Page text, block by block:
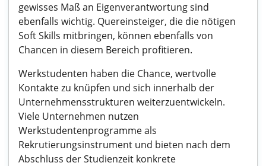
gewisses Maß an Eigenverantwortung sind
ebenfalls wichtig. Quereinsteiger, die die nötigen
Soft Skills mitbringen, können ebenfalls von
Chancen in diesem Bereich profitieren.
Werkstudenten haben die Chance, wertvolle
Kontakte zu knüpfen und sich innerhalb der
Unternehmensstrukturen weiterzuentwickeln.
Viele Unternehmen nutzen
Werkstudentenprogramme als
Rekrutierungsinstrument und bieten nach dem
Abschluss der Studienzeit konkrete